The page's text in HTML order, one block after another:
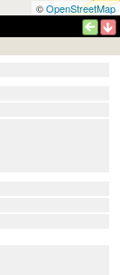
©OpenStreetMap